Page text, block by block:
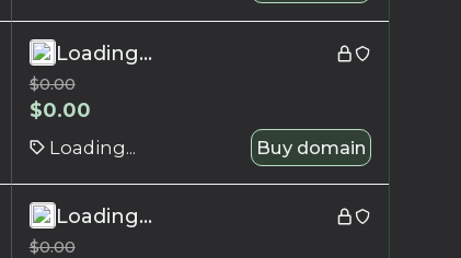
Loading...
$0.00
$0.00
Loading... Buy domain
Loading...
$0.00